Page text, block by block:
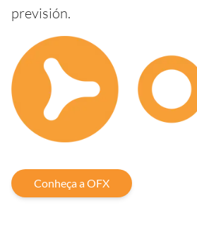
previsión.
Conheça a OFX